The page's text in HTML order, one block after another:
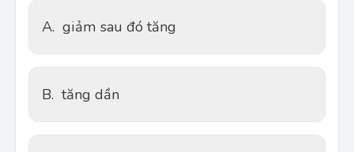
A. giảm sau đó tăng
B. tăng dần